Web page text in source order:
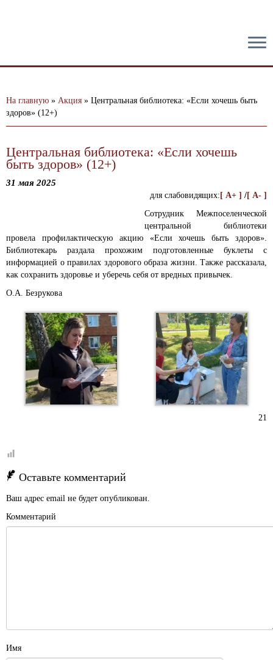
На главную » Акция » Центральная библиотека: «Если хочешь быть
здоров» (12+)
Центральная библиотека: «Если хочешь
быть здоров» (12+)
31 мая 2025
для слабовидящих: [ A+ ] /[ A- ]
Сотрудник Межпоселенческой
центральной библиотеки
провела профилактическую акцию «Если хочешь быть здоров».
Библиотекарь раздала прохожим подготовленные буклеты с
информацией о правилах здорового образа жизни. Также рассказала,
как сохранить здоровье и уберечь себя от вредных привычек.
О.А. Безрукова
21
Оставьте комментарий
Ваш адрес email не будет опубликован.
Комментарий
Имя